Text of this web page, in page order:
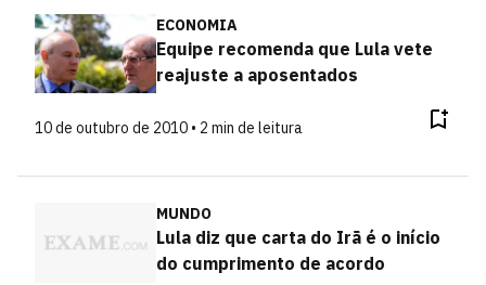
ECONOMIA
Equipe recomenda que Lula vete
reajuste a aposentados
10 de outubro de 2010 • 2 min de leitura
MUNDO
Lula diz que carta do Irã é o início
do cumprimento de acordo